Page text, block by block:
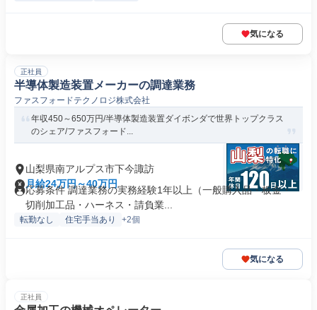
気になる
正社員
半導体製造装置メーカーの調達業務
ファスフォードテクノロジ株式会社
年収450～650万円/半導体製造装置ダイボンダで世界トップクラス
のシェア/ファスフォード...
山梨県南アルプス市下今諏訪
月給24万円～40万円
応募条件 調達業務の実務経験1年以上（一般購入品・板金・
切削加工品・ハーネス・請負業...
転勤なし 住宅手当あり +2個
気になる
正社員